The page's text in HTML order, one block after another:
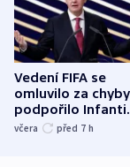
Vedení FIFA se
omluvilo za
podpořilo
UEFA trvá na
včera před 7 h